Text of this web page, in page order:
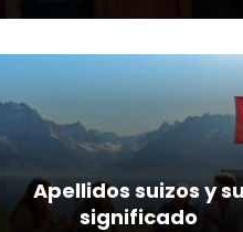
Apellidos suizos y su
significado